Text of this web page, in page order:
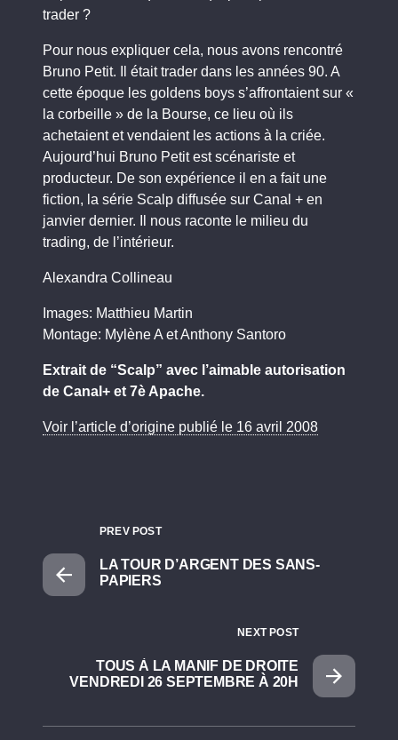
trader ?
Pour nous expliquer cela, nous avons rencontré
Bruno Petit. Il était trader dans les années 90. A
cette époque les goldens boys s’affrontaient sur «
la corbeille » de la Bourse, ce lieu où ils
achetaient et vendaient les actions à la criée.
Aujourd’hui Bruno Petit est scénariste et
producteur. De son expérience il en a fait une
fiction, la série Scalp diffusée sur Canal + en
janvier dernier. Il nous raconte le milieu du
trading, de l’intérieur.
Alexandra Collineau
Images: Matthieu Martin
Montage: Mylène A et Anthony Santoro
Extrait de “Scalp” avec l’aimable autorisation
de Canal+ et 7è Apache.
Voir l’article d’origine publié le 16 avril 2008
PREV POST
LA TOUR D’ARGENT DES SANS-
PAPIERS
NEXT POST
TOUS À LA MANIF DE DROITE
VENDREDI 26 SEPTEMBRE À 20H